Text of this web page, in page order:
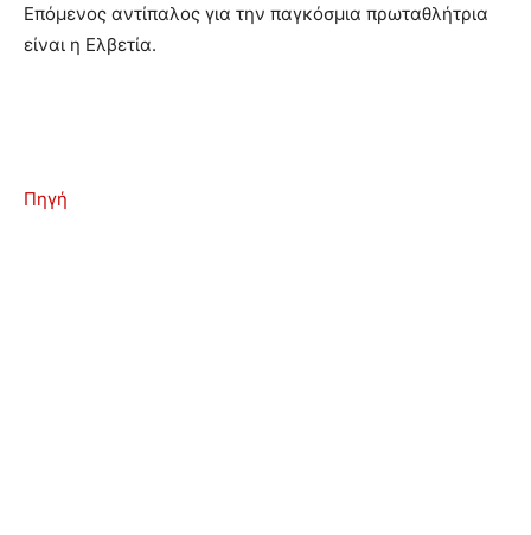
Επόμενος αντίπαλος για την παγκόσμια πρωταθλήτρια
είναι η Ελβετία.
Πηγή